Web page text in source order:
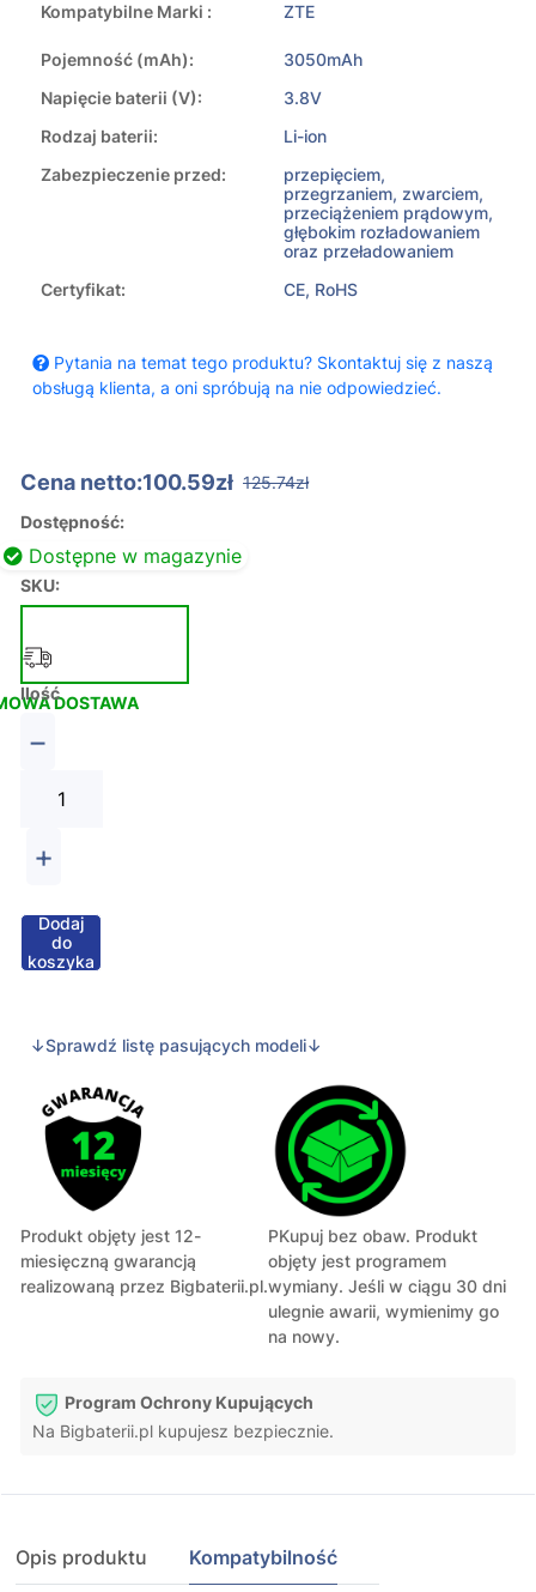
Kompatybilne Marki : ZTE
Pojemność (mAh):
3050mAh
Napięcie baterii (V):
3.8V
Rodzaj baterii:
Li-ion
Zabezpieczenie przed:
przepięciem,
przegrzaniem, zwarciem,
przeciążeniem prądowym,
głębokim rozładowaniem
oraz przeładowaniem
Certyfikat:
CE, RoHS
Pytania na temat tego produktu? Skontaktuj się z naszą
obsługą klienta, a oni spróbują na nie odpowiedzieć.
Cena netto:100.59zł 125.74zł
Dostępność:
Dostępne w magazynie
SKU:
DOSTAWA
Ilość
−
+
Dodaj
do
koszyka
↓Sprawdź listę pasujących modeli↓
Produkt objęty jest 12-
miesięczną gwarancją
realizowaną przez Bigbaterii.pl.
PKupuj bez obaw. Produkt
objęty jest programem
wymiany. Jeśli w ciągu 30 dni
ulegnie awarii, wymienimy go
na nowy.
Program Ochrony Kupujących
Na Bigbaterii.pl kupujesz bezpiecznie.
Opis produktu Kompatybilność